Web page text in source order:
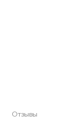
Отзывы